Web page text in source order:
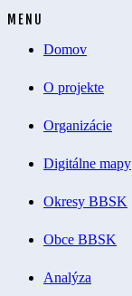
MENU
Domov
O projekte
Organizácie
Digitálne mapy
Okresy BBSK
Obce BBSK
Analýza